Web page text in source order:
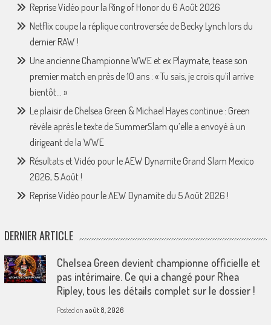
Reprise Vidéo pour la Ring of Honor du 6 Août 2026
Netflix coupe la réplique controversée de Becky Lynch lors du
dernier RAW !
Une ancienne Championne WWE et ex Playmate, tease son
premier match en près de 10 ans : « Tu sais, je crois qu’il arrive
bientôt… »
Le plaisir de Chelsea Green & Michael Hayes continue : Green
révèle après le texte de SummerSlam qu’elle a envoyé à un
dirigeant de la WWE
Résultats et Vidéo pour le AEW Dynamite Grand Slam Mexico
2026, 5 Août !
Reprise Vidéo pour le AEW Dynamite du 5 Août 2026 !
DERNIER ARTICLE
Chelsea Green devient championne officielle et
pas intérimaire. Ce qui a changé pour Rhea
Ripley, tous les détails complet sur le dossier !
Posted on août 8, 2026